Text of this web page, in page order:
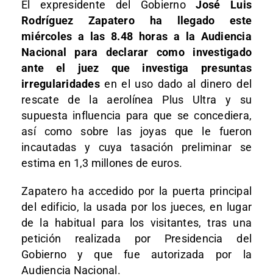
El expresidente del GobiernoJosé Luis
Rodríguez Zapatero ha llegado este
miércoles a las 8.48 horas a la Audiencia
Nacional para declarar como investigado
ante el juez que investiga presuntas
irregularidadesen el uso dado al dinero del
rescate de la aerolínea Plus Ultra y su
supuesta influencia para que se concediera,
así como sobre las joyas que le fueron
incautadas y cuya tasación preliminar se
estima en 1,3 millones de euros.
Zapatero ha accedido por la puerta principal
del edificio, la usada por los jueces, en lugar
de la habitual para los visitantes, tras una
petición realizada por Presidencia del
Gobierno y que fue autorizada por la
Audiencia Nacional.